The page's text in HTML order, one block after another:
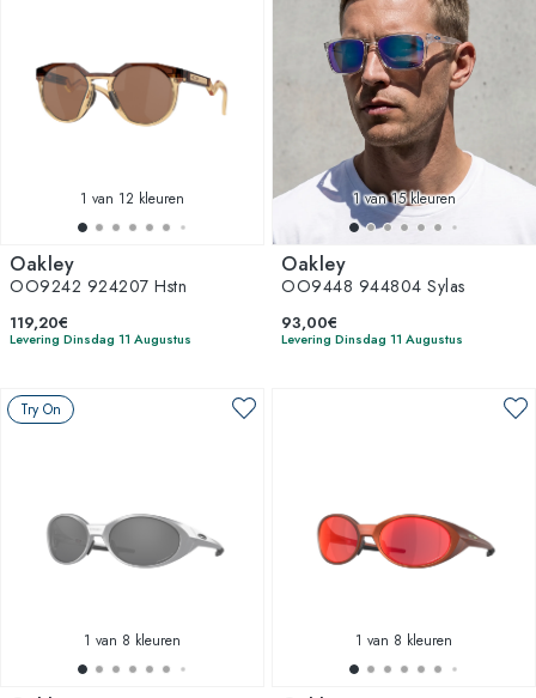
1 van 12 kleuren
Oakley
OO9242 924207 Hstn
119,20€
Levering Dinsdag 11 Augustus
1van 15 kleuren
Oakley
OO9448 944804 Sylas
93,00€
Levering Dinsdag 11 Augustus
Try On
1 van 8 kleuren 1 van 8 kleuren